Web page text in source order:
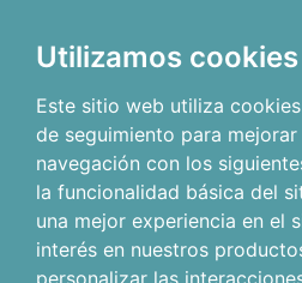
Utilizamos cookies
Este sitio web utiliza
de seguimiento para
navegación con los
la funcionalidad básica del
una mejor experiencia en el
interés en nuestros
personalizar las